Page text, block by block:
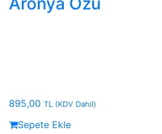
895,00 TL (KDV Dahil)
Sepete Ekle